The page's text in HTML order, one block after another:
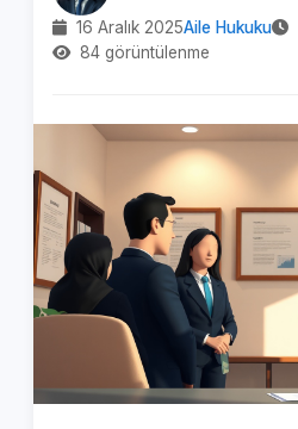
16 Aralık 2025Aile Hukuku
84 görüntülenme